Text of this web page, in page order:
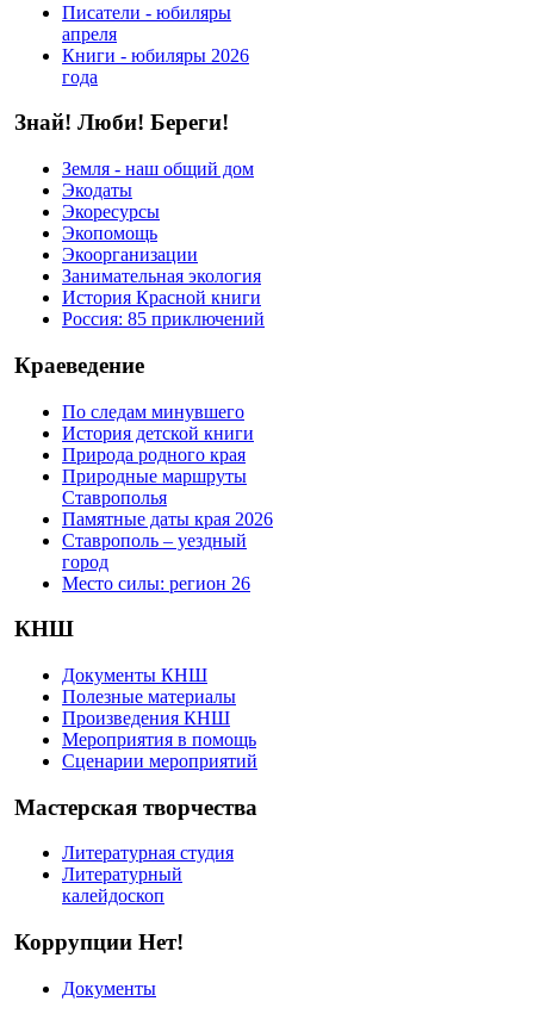
Писатели - юбиляры
апреля
Книги - юбиляры 2026
года
Знай! Люби! Береги!
Земля - наш общий дом
Экодаты
Экоресурсы
Экопомощь
Экоорганизации
Занимательная экология
История Красной книги
Россия: 85 приключений
Краеведение
По следам минувшего
История детской книги
Природа родного края
Природные маршруты
Ставрополья
Памятные даты края 2026
Ставрополь – уездный
город
Место силы: регион 26
КНШ
Документы КНШ
Полезные материалы
Произведения КНШ
Мероприятия в помощь
Сценарии мероприятий
Мастерская творчества
Литературная студия
Литературный
калейдоскоп
Коррупции Нет!
Документы